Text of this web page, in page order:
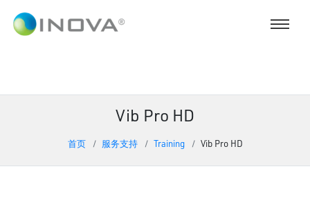
Vib Pro HD
首页 服务支持 Training Vib Pro HD